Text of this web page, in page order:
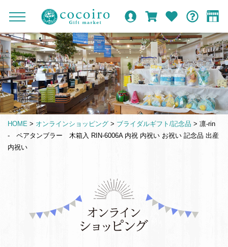
c
o
c
o
i
r
o
G
r
ま
で
ス
キ
ッ
プ
す
る
ロ
グ
イ
ン
カ
ー
ト
お
気
に
入
り
ガ
イ
ド
オ
ン
ラ
イ
ン
シ
ョ
ッ
プ
メ
ン
ナ
ビ
ゲ
ー
シ
ョ
ン
メ
ニ
ュ
ー
を
開
閉
HOME > オンラインショッピング > ブライダルギフト/記念品 > 凛-rin
- ペアタンブラー 木箱入 RIN-6006A 内祝 内祝い お祝い 記念品 出産
内祝い